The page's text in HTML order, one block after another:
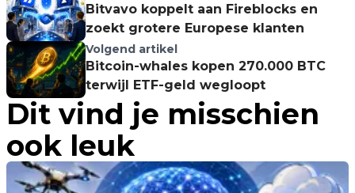
Bitvavo koppelt aan Fireblocks en
zoekt grotere Europese klanten
Volgend artikel
Bitcoin-whales kopen 270.000 BTC
terwijl ETF-geld wegloopt
Dit vind je misschien
ook leuk